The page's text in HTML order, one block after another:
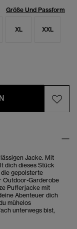
Größe Und Passform
XL XXL
Jacke. Mit
dich dieses Stück
gepolsterte
Outdoor-Garderobe
Pufferjacke mit
Abenteuer dich
mühelos
unterwegs bist,